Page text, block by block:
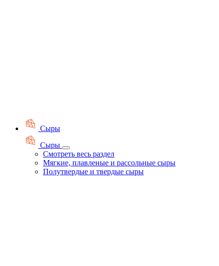
Сыры
Сыры
Смотреть весь раздел
Мягкие, плавленые и рассольные сыры
Полутвердые и твердые сыры